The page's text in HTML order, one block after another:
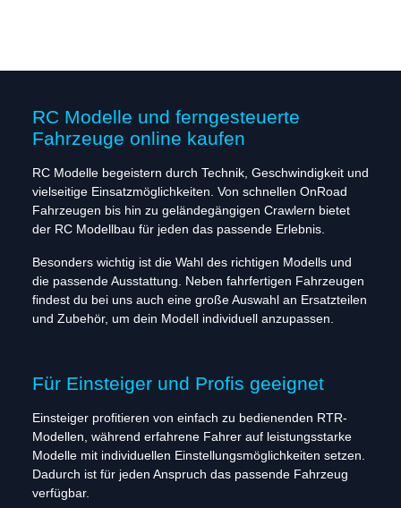
RC Modelle und ferngesteuerte
Fahrzeuge online kaufen
RC Modelle begeistern durch Technik, Geschwindigkeit und
vielseitige Einsatzmöglichkeiten. Von schnellen OnRoad
Fahrzeugen bis hin zu geländegängigen Crawlern bietet
der RC Modellbau für jeden das passende Erlebnis.
Besonders wichtig ist die Wahl des richtigen Modells und
die passende Ausstattung. Neben fahrfertigen Fahrzeugen
findest du bei uns auch eine große Auswahl an Ersatzteilen
und Zubehör, um dein Modell individuell anzupassen.
Für Einsteiger und Profis geeignet
Einsteiger profitieren von einfach zu bedienenden RTR-
Modellen, während erfahrene Fahrer auf leistungsstarke
Modelle mit individuellen Einstellungsmöglichkeiten setzen.
Dadurch ist für jeden Anspruch das passende Fahrzeug
verfügbar.